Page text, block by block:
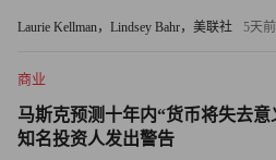
·谢里尔还表示决心控制票价水
任后，我便立即着手推进世界杯
点是，不能让新泽西的纳税人和
Laurie Kellman，Lindsey Bahr，美联社 5天前
商业
马斯克预测十年内“货币将失去意
知名投资人发出警告